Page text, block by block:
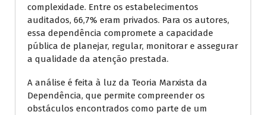
complexidade. Entre os estabelecimentos
auditados, 66,7% eram privados. Para os autores,
essa dependência compromete a capacidade
pública de planejar, regular, monitorar e assegurar
a qualidade da atenção prestada.
A análise é feita à luz da Teoria Marxista da
Dependência, que permite compreender os
obstáculos encontrados como parte de um